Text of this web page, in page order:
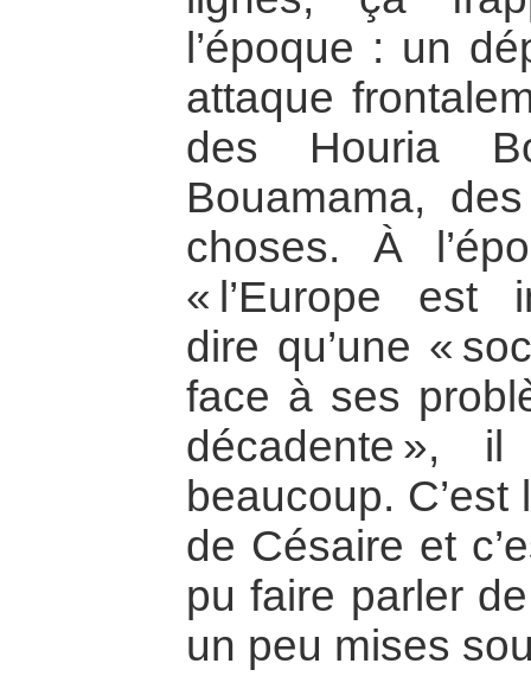
l’époque : un
attaque
des Houria
Bouamama,
choses. À
« l’Europe est
dire qu’une «
face à ses
décadente »,
beaucoup.
de Césaire et
pu faire parler
un peu mises